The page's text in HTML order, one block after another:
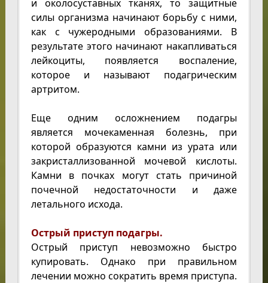
и околосуставных тканях, то защитные
силы организма начинают борьбу с ними,
как с чужеродными образованиями. В
результате этого начинают накапливаться
лейкоциты, появляется воспаление,
которое и называют подагрическим
артритом.
Еще одним осложнением подагры
является мочекаменная болезнь, при
которой образуются камни из урата или
закристаллизованной мочевой кислоты.
Камни в почках могут стать причиной
почечной недостаточности и даже
летального исхода.
Острый приступ подагры.
Острый приступ невозможно быстро
купировать. Однако при правильном
лечении можно сократить время приступа.